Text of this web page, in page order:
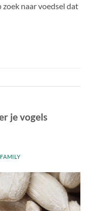
naar voedsel dat
je vogels